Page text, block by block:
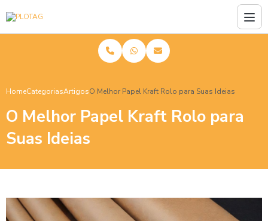
HomeCategoriasArtigosO Melhor Papel Kraft Rolo para Suas Ideias
O Melhor Papel Kraft Rolo para
Suas Ideias